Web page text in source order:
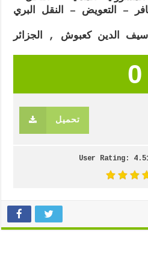
– التعويض – النقل البري
سيف الدين كعبوش , الجزائر
0
تحميل
User Rating: